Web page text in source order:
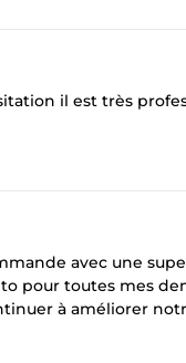
il est très
avec une
pour toutes mes
à améliorer